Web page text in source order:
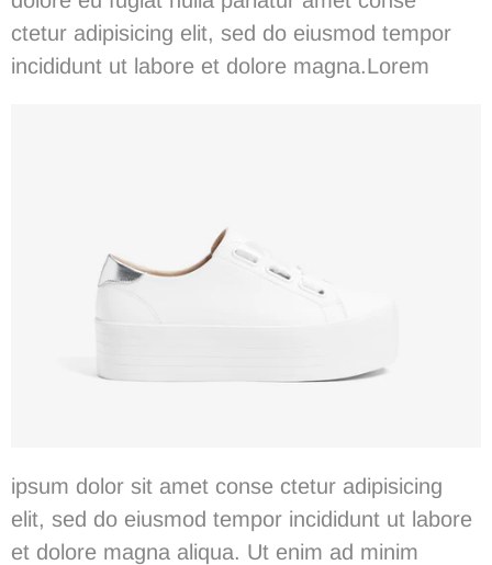
ctetur adipisicing elit, sed do eiusmod tempor
incididunt ut labore et dolore magna.Lorem
ipsum dolor sit amet conse ctetur adipisicing
elit, sed do eiusmod tempor incididunt ut labore
et dolore magna aliqua. Ut enim ad minim